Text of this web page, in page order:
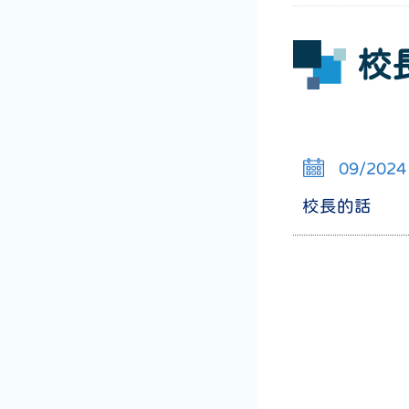
校
09/2024
校長的話